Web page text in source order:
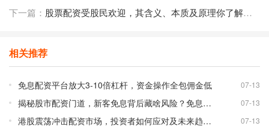
下一篇： 股票配资受股民欢迎，其含义、本质及原理你了解吗？
相关推荐
免息配资平台放大3-10倍杠杆，资金操作全包佣金低 07-13
揭秘股市配资门道，新客免息背后藏啥风险？免息配资平台靠谱吗？ 07-13
港股震荡冲击配资市场，投资者如何应对及未来趋势分析 07-13